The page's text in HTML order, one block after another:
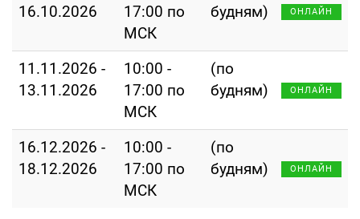
16.10.2026
17:00 по
МСК
будням)
ОНЛАЙН
11.11.2026 -
13.11.2026
10:00 -
17:00 по
МСК
(по
будням)
ОНЛАЙН
16.12.2026 -
18.12.2026
10:00 -
17:00 по
МСК
(по
будням)
ОНЛАЙН